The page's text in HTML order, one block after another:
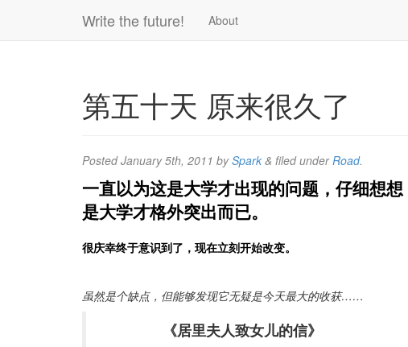
Write the future! About
第五十天 原来很久了
PostedJanuary 5th, 2011 bySpark & filed underRoad.
一直以为这是大学才出现的问题，仔细想
是大学才格外突出而已。
很庆幸终于意识到了，现在立刻开始改变。
虽然是个缺点，但能够发现它无疑是今天最大的收获……
《居里夫人致女儿的信》